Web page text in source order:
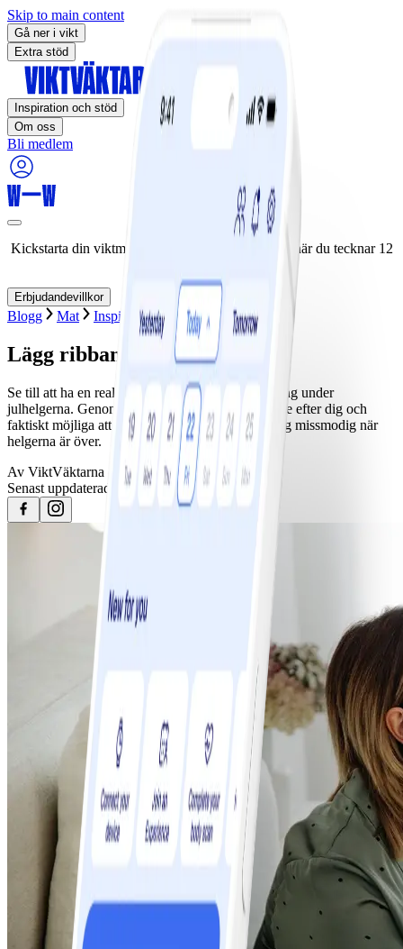
Skip to main content
Gå ner i vikt
Extra stöd
Inspiration och stöd
Om oss
Bli medlem
Kickstarta din viktminskningsresa nu! Spara 50% när du tecknar 12
Erbjudandevillkor
Blogg Mat Inspiration Säsongsbetonat
Lägg ribban inför julen!
Se till att ha en realistisk plan för din viktminskning under
julhelgerna. Genom att sätta mål som är anpassade efter dig och
faktiskt möjliga att nå minskar risken att känna dig missmodig när
helgerna är över.
Av ViktVäktarna
Senast uppdaterad
21 december 2025